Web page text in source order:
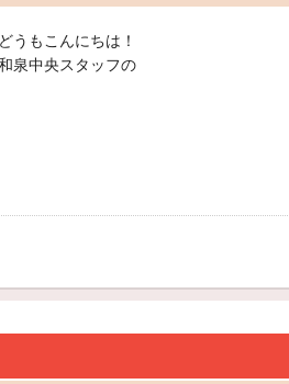
どうもこんにちは！
泉中央スタッフの